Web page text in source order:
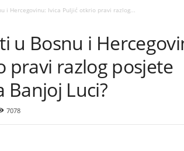
i Hercegovinu: Ivica Puljić otkrio pravi razlog...
u Bosnu i
pravi razlog posjete
Luci?
7078